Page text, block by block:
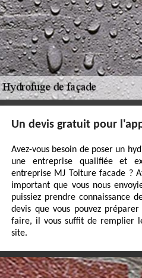
Un devis gratuit pour
Avez-vous besoin de poser un
une entreprise qualifiée et
entreprise MJ Toiture facade ?
important que vous nous
puissiez prendre connaissance
devis que vous pouvez
faire, il vous suffit de remplier
site.